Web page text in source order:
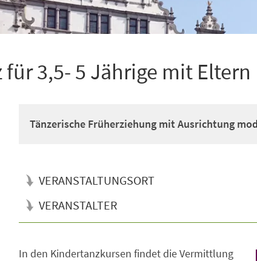
für 3,5- 5 Jährige mit Eltern
Tänzerische Früherziehung mit Ausrichtung
VERANSTALTUNGSORT
VERANSTALTER
In den Kindertanzkursen findet die Vermittlung